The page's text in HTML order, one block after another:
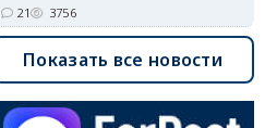
21 3756
Показать все новости